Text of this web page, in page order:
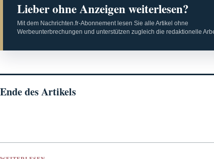
Lieber ohne Anzeigen weiterlesen?
Mit dem Nachrichten.fr-Abonnement lesen Sie alle Artikel ohne
Werbeunterbrechungen und unterstützen zugleich die redaktionelle
Ende des Artikels